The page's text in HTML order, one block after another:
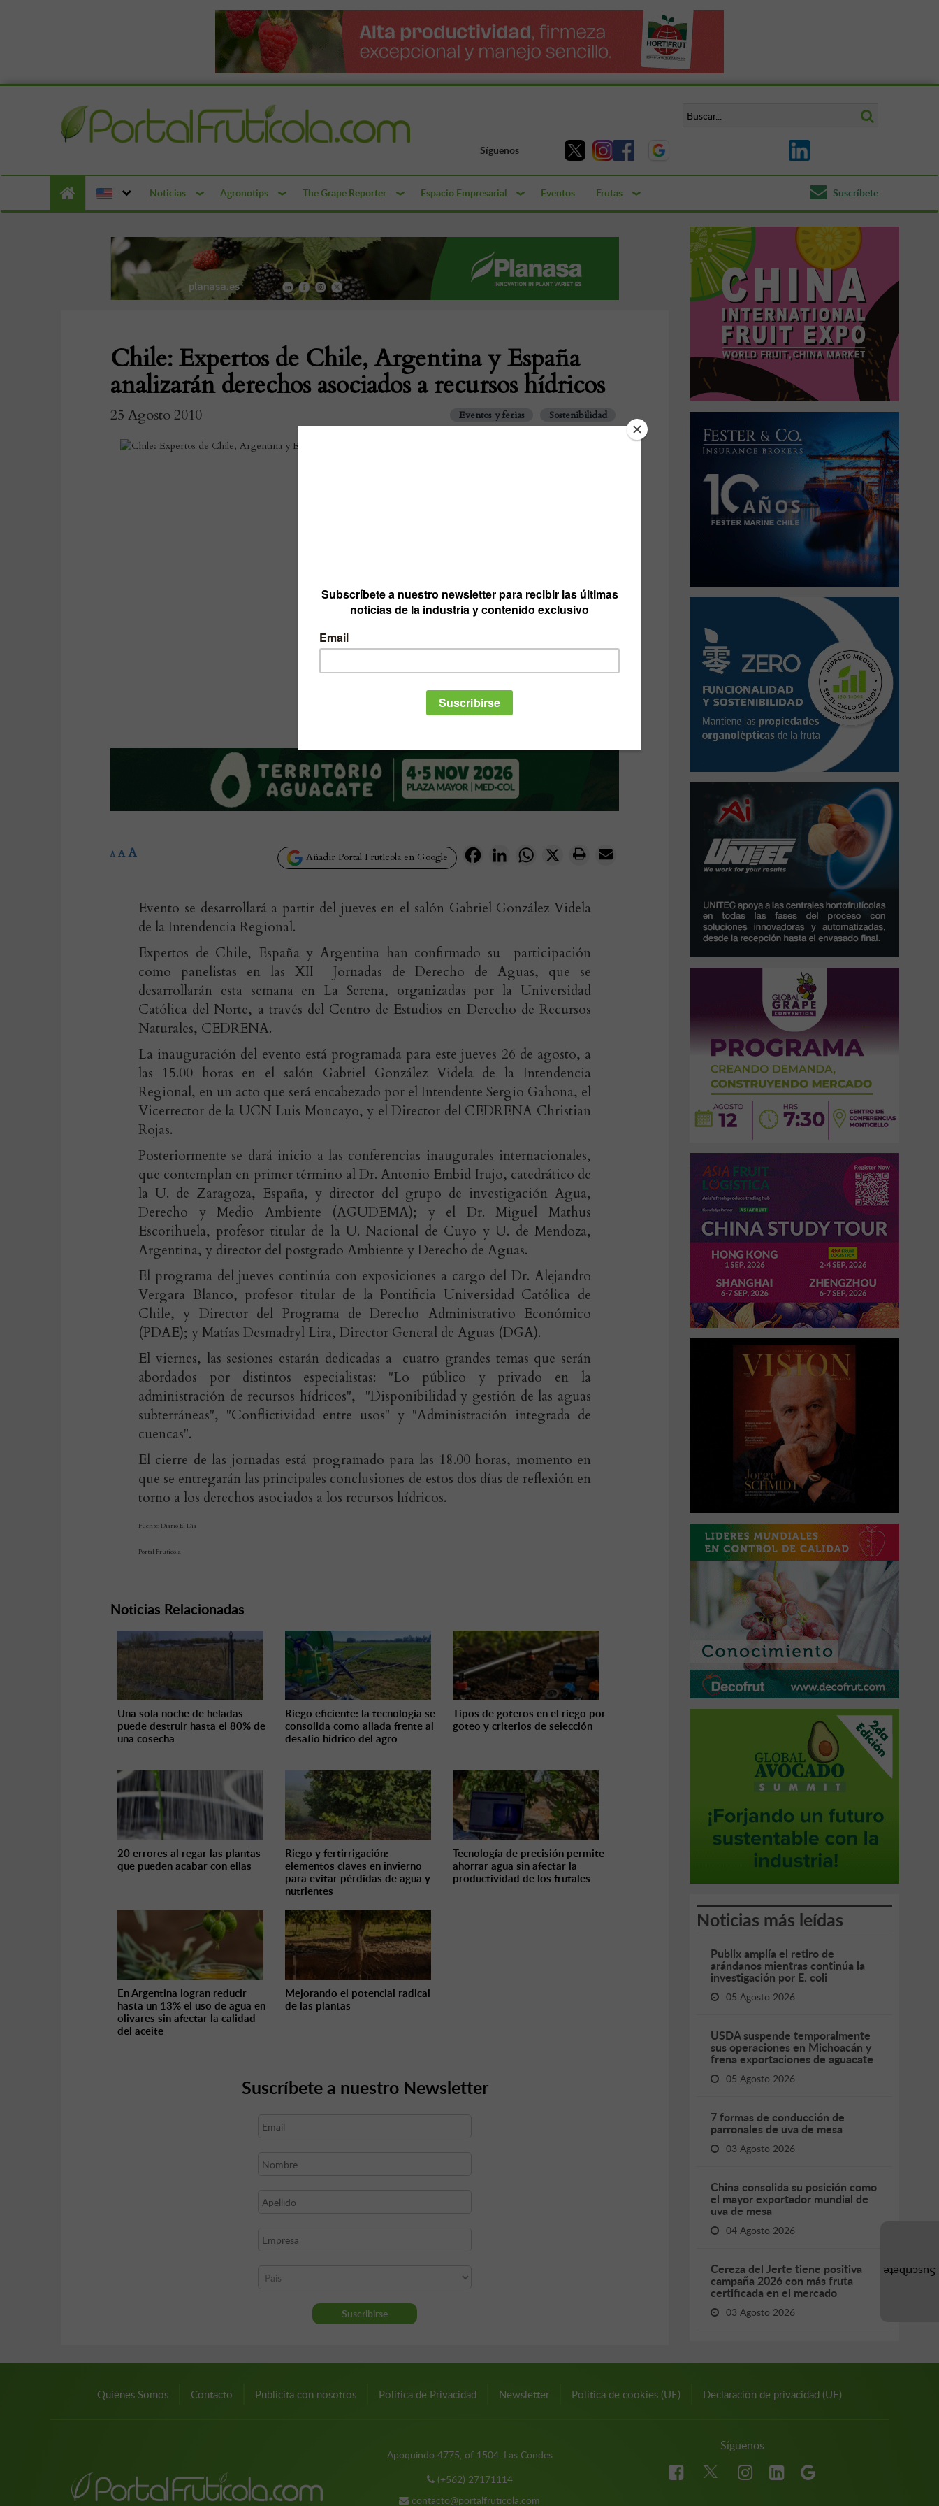
Síguenos
Noticias Agronotips The Grape Reporter Espacio Empresarial Eventos Frutas Suscríbete
Chile: Expertos de Chile, Argentina y España
analizarán derechos asociados a recursos hídricos
25 Agosto 2010 Eventos y ferias Sostenibilidad
Añadir Portal Frutícola en Google FacebookLinkedInWhatsApp
X
A A A
Evento se desarrollará a partir del jueves en el salón Gabriel González Videla
de la Intendencia Regional.
Expertos de Chile, España y Argentina han confirmado su participación
como panelistas en las XII Jornadas de Derecho de Aguas, que se
desarrollarán esta semana en La Serena, organizadas por la Universidad
Católica del Norte, a través del Centro de Estudios en Derecho de Recursos
Naturales, CEDRENA.
La inauguración del evento está programada para este jueves 26 de agosto, a
las 15.00 horas en el salón Gabriel González Videla de la Intendencia
Regional, en un acto que será encabezado por el Intendente Sergio Gahona, el
Vicerrector de la UCN Luis Moncayo, y el Director del CEDRENA Christian
Rojas.
Posteriormente se dará inicio a las conferencias inaugurales internacionales,
que contemplan en primer término al Dr. Antonio Embid Irujo, catedrático de
la U. de Zaragoza, España, y director del grupo de investigación Agua,
Derecho y Medio Ambiente (AGUDEMA); y el Dr. Miguel Mathus
Escorihuela, profesor titular de la U. Nacional de Cuyo y U. de Mendoza,
Argentina, y director del postgrado Ambiente y Derecho de Aguas.
El programa del jueves continúa con exposiciones a cargo del Dr. Alejandro
Vergara Blanco, profesor titular de la Pontificia Universidad Católica de
Chile, y Director del Programa de Derecho Administrativo Económico
(PDAE); y Matías Desmadryl Lira, Director General de Aguas (DGA).
El viernes, las sesiones estarán dedicadas a cuatro grandes temas que serán
abordados por distintos especialistas: "Lo público y privado en la
administración de recursos hídricos", "Disponibilidad y gestión de las aguas
subterráneas", "Conflictividad entre usos" y "Administración integrada de
cuencas".
El cierre de las jornadas está programado para las 18.00 horas, momento en
que se entregarán las principales conclusiones de estos dos días de reflexión en
torno a los derechos asociados a los recursos hídricos.
Fuente: Diario El Día
Portal Fruticola
Noticias Relacionadas
Una sola noche de heladas
puede destruir hasta el 80% de
una cosecha
Riego eficiente: la tecnología se
consolida como aliada frente al
desafío hídrico del agro
Tipos de goteros en el riego por
goteo y criterios de selección
20 errores al regar las plantas
que pueden acabar con ellas
Riego y fertirrigación:
elementos claves en invierno
para evitar pérdidas de agua y
nutrientes
Tecnología de precisión permite
ahorrar agua sin afectar la
productividad de los frutales
En Argentina logran reducir
hasta un 13% el uso de agua en
olivares sin afectar la calidad
del aceite
Mejorando el potencial radical
de las plantas
Suscríbete a nuestro Newsletter
Noticias más leídas
Publix amplía el retiro de
arándanos mientras continúa la
investigación por E. coli
05 Agosto 2026
USDA suspende temporalmente
sus operaciones en Michoacán y
frena exportaciones de aguacate
05 Agosto 2026
7 formas de conducción de
parronales de uva de mesa
03 Agosto 2026
China consolida su posición como
el mayor exportador mundial de
uva de mesa
04 Agosto 2026
Cereza del Jerte tiene positiva
campaña 2026 con más fruta
certificada en el mercado
03 Agosto 2026
Quiénes Somos Contacto Publicita con nosotros Política de Privacidad Newsletter Política de cookies (UE) Declaración de privacidad (UE)
Apoquindo 4775, of 1504, Las Condes
(+562) 27171114
contacto@portalfruticola.com
Síguenos
Suscríbete